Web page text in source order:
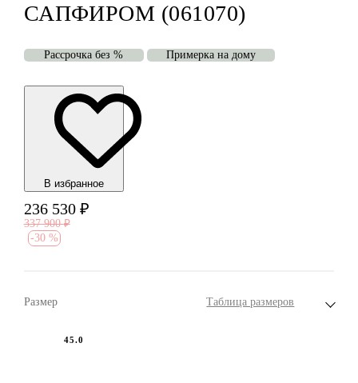
САПФИРОМ (061070)
Рассрочка без % Примерка на дому
В избранноe
236 530 ₽
337 900 ₽
-30 %
Размер Таблица размеров
45.0